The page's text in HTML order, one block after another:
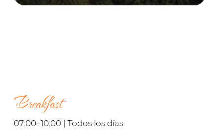
Explora más
Floating breakfast